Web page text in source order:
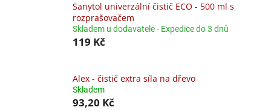
Sanytol univerzální čistič ECO - 500 ml s
rozprašovačem
Skladem u dodavatele - Expedice do 3 dnů
119 Kč
Alex - čistič extra síla na dřevo
Skladem
93,20 Kč